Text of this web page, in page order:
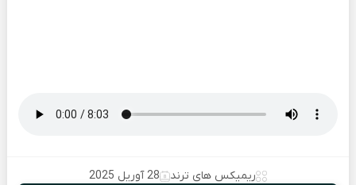
ریمیکس های ترند
28 آوریل 2025